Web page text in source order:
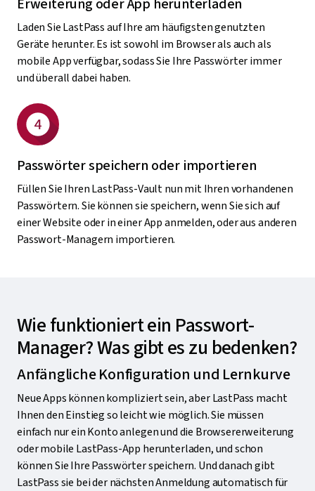
Erweiterung oder App herunterladen
Laden Sie LastPass auf Ihre am häufigsten genutzten
Geräte herunter. Es ist sowohl im Browser als auch als
mobile App verfügbar, sodass Sie Ihre Passwörter immer
und überall dabei haben.
Passwörter speichern oder importieren
Füllen Sie Ihren LastPass-Vault nun mit Ihren vorhandenen
Passwörtern. Sie können sie speichern, wenn Sie sich auf
einer Website oder in einer App anmelden, oder aus anderen
Passwort-Managern importieren.
Wie funktioniert ein Passwort-
Manager? Was gibt es zu bedenken?
Anfängliche Konfiguration und Lernkurve
Neue Apps können kompliziert sein, aber LastPass macht
Ihnen den Einstieg so leicht wie möglich. Sie müssen
einfach nur ein Konto anlegen und die Browsererweiterung
oder mobile LastPass-App herunterladen, und schon
können Sie Ihre Passwörter speichern. Und danach gibt
LastPass sie bei der nächsten Anmeldung automatisch für